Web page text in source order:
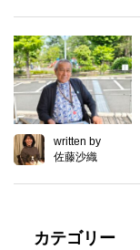
written by
佐藤沙織
カテゴリー